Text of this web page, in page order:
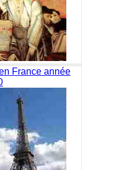
France année